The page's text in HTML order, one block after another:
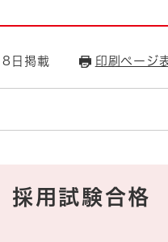
日掲載 印刷ページ
採用試験合格